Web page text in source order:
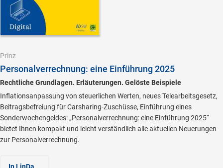
Prinz
Personalverrechnung: eine Einführung 2025
Rechtliche Grundlagen. Erläuterungen. Gelöste Beispiele
Inflationsanpassung von steuerlichen Werten, neues Telearbeitsgesetz,
Beitragsbefreiung für Carsharing-Zuschüsse, Einführung eines
Sonderwochengeldes: „Personalverrechnung: eine Einführung 2025“
bietet Ihnen kompakt und leicht verständlich alle aktuellen Neuerungen
zur Personalverrechnung.